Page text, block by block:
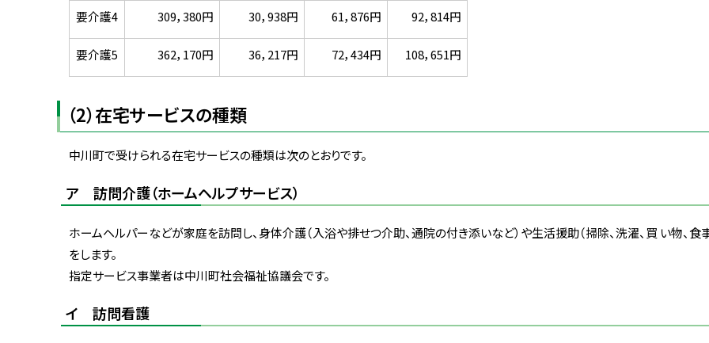
要介護4 309，380円 30，938円 61，876円 92，814円
要介護5 362，170円 36，217円 72，434円 108，651円
（2）在宅サービスの種類
中川町で受けられる在宅サービスの種類は次のとおりです。
ア 訪問介護（ホームヘルプサービス）
ホームヘルパーなどが家庭を訪問し、身体介護（入浴や排せつ介助、通院の付き添いなど）や生活援助（掃除、洗濯、買 い物、食
をします。
指定サービス事業者は中川町社会福祉協議会です。
イ 訪問看護